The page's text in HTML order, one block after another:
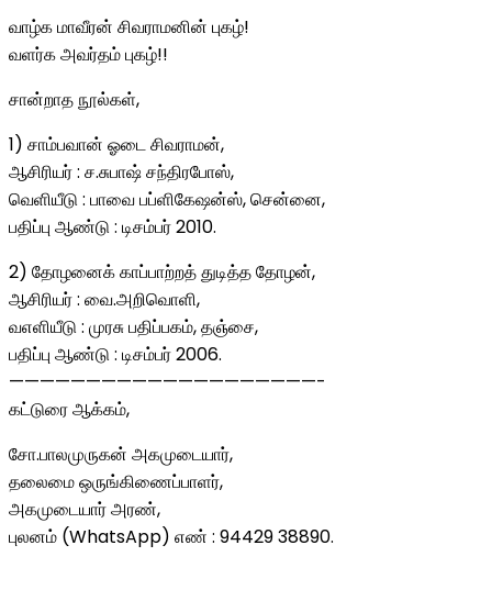
வாழ்க மாவீரன் சிவராமனின் புகழ்!
வளர்க அவர்தம் புகழ்!!
சான்றாத நூல்கள்,
1) சாம்பவான் ஓடை சிவராமன்,
ஆசிரியர் : ச.சுபாஷ் சந்திரபோஸ்,
வெளியீடு : பாவை பப்ளிகேஷன்ஸ், சென்னை,
பதிப்பு ஆண்டு : டிசம்பர் 2010.
2) தோழனைக் காப்பாற்றத் துடித்த தோழன்,
ஆசிரியர் : வை.அறிவொளி,
வஎளியீடு : முரசு பதிப்பகம், தஞ்சை,
பதிப்பு ஆண்டு : டிசம்பர் 2006.
————————————————————-
கட்டுரை ஆக்கம்,
சோ.பாலமுருகன் அகமுடையார்,
தலைமை ஒருங்கிணைப்பாளர்,
அகமுடையார் அரண்,
புலனம் (WhatsApp) எண் : 94429 38890.